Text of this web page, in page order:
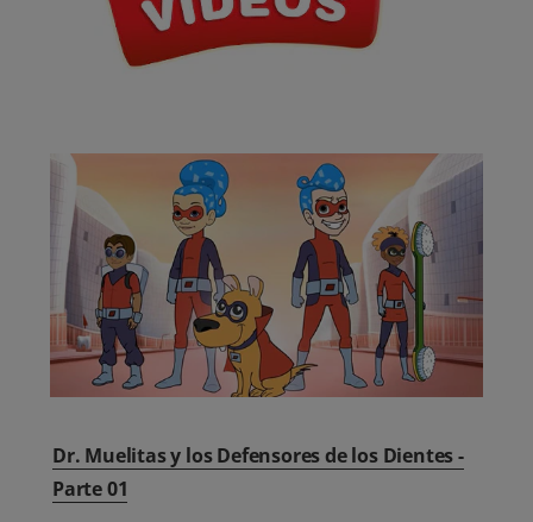
Dr. Muelitas y los Defensores de los Dientes -
Parte 01